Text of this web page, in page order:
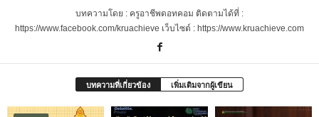
บทความโดย : ครูอาชีพดอทคอม ติดตามได้ที่ :
https://www.facebook.com/kruachieve เว็บไซต์ : https://www.kruachieve.com
บทความที่เกี่ยวข้อง เพิ่มเติมจากผู้เขียน